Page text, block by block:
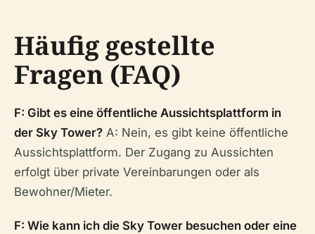
Häufig gestellte
Fragen (FAQ)
F: Gibt es eine öffentliche Aussichtsplattform in
der Sky Tower? A: Nein, es gibt keine öffentliche
Aussichtsplattform. Der Zugang zu Aussichten
erfolgt über private Vereinbarungen oder als
Bewohner/Mieter.
F: Wie kann ich die Sky Tower besuchen oder eine